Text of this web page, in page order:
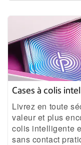
Cases à colis
Livrez en toute
valeur et plus
colis intelligente
sans contact